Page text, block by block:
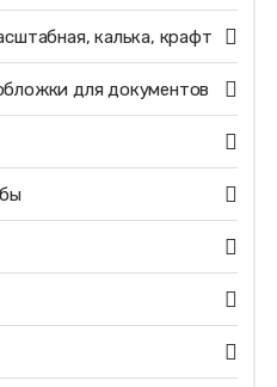
калька, крафт
для документов